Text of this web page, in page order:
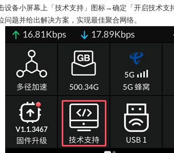
设备小屏幕上「技术支持」图标→确定「开启技术支
问题并给出解决方案，实现最佳聚合网络。